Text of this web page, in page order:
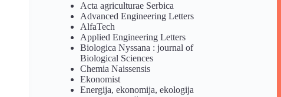
Acta agriculturae Serbica
Advanced Engineering Letters
AlfaTech
Applied Engineering Letters
Biologica Nyssana : journal of
Biological Sciences
Chemia Naissensis
Ekonomist
Energija, ekonomija, ekologija